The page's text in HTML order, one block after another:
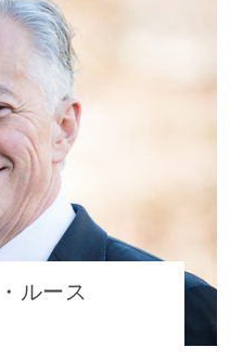
ルース
リック・ルース
パートナー | 東京
人クライアント・税務
プロフィールを見る